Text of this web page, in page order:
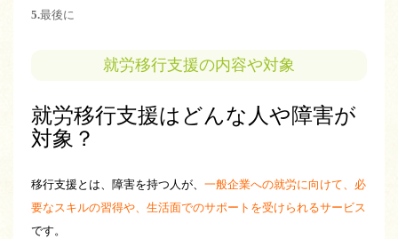
5.最後に
就労移行支援の内容や対象
就労移行支援はどんな人や障害が
対象？
移行支援とは、障害を持つ人が、 一般企業への就労に向けて、必
要なスキルの習得や、生活面でのサポートを受けられるサービス
です。